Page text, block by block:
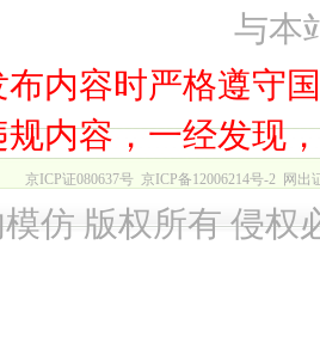
与本
内容时严格遵守
内容，一经发现
京ICP证080637号 京ICP备12006214号-2 网出
仿 版权所有 侵权